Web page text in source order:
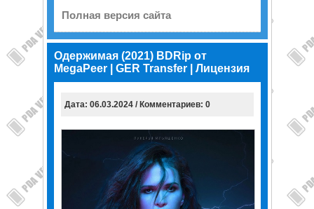
Полная версия сайта
Одержимая (2021) BDRip от
MegaPeer | GER Transfer | Лицензия
Дата: 06.03.2024 / Комментариев: 0